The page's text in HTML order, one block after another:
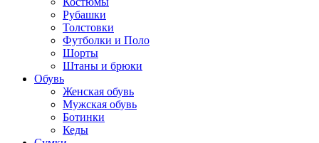
Рубашки
Толстовки
Футболки и Поло
Шорты
Штаны и брюки
Обувь
Женская обувь
Мужская обувь
Ботинки
Кеды